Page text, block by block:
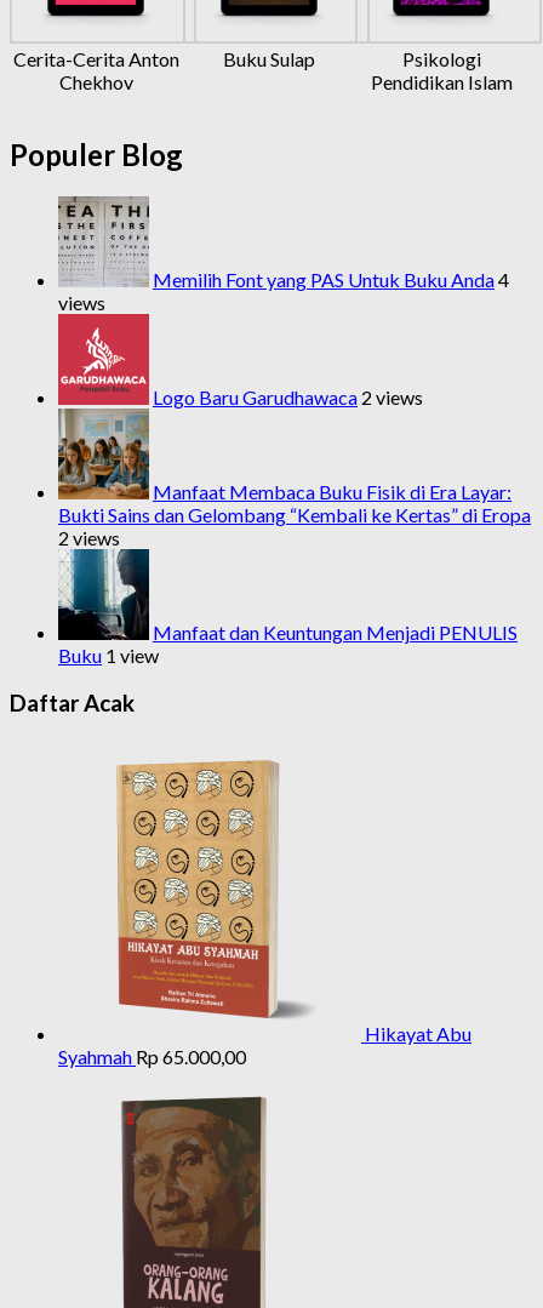
Cerita-Cerita Anton
Chekhov
Buku Sulap
Psikologi
Pendidikan Islam
Populer Blog
Memilih Font yang PAS Untuk Buku Anda4
views
Logo Baru Garudhawaca 2 views
Manfaat Membaca Buku Fisik di Era Layar:
Bukti Sains dan Gelombang “Kembali ke Kertas” di Eropa
2 views
Manfaat dan Keuntungan Menjadi PENULIS
Buku 1 view
Daftar Acak
Hikayat Abu
Syahmah Rp 65.000,00